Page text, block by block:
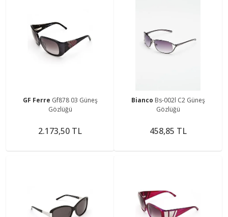
GF Ferre Gf878 03 Güneş
Gözlüğü
2.173,50 TL
Bianco Bs-002l C2 Güneş
Gözlüğü
458,85 TL